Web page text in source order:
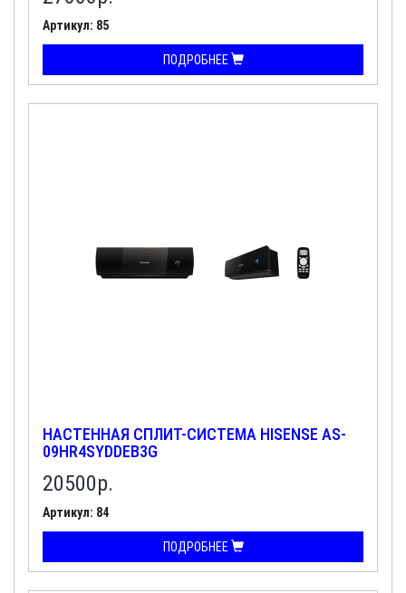
Артикул: 85
ПОДРОБНЕЕ
НАСТЕННАЯ СПЛИТ-СИСТЕМА HISENSE AS-
09HR4SYDDEB3G
20500р.
Артикул: 84
ПОДРОБНЕЕ